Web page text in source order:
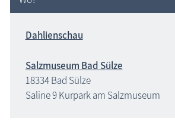
Dahlienschau
Salzmuseum Bad Sülze
18334 Bad Sülze
Saline 9 Kurpark am Salzmuseum